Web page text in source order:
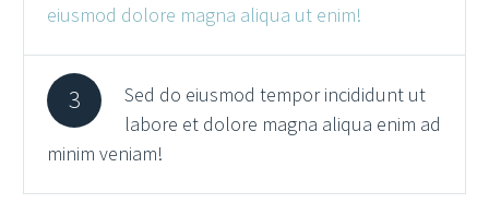
eiusmod dolore magna aliqua ut enim!
3
Sed do eiusmod tempor incididunt ut
labore et dolore magna aliqua enim ad
minim veniam!